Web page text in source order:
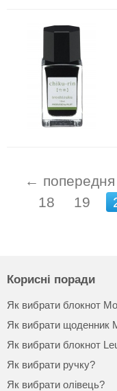
← попередня
18
19
Корисні поради
Як вибрати блокнот
Як вибрати щоденник
Як вибрати блокнот
Як вибрати ручку?
Як вибрати олівець?